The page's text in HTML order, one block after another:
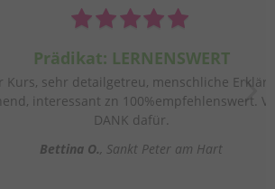
LERNENSWERT
detailgetreu, menschliche Erklärung,
zn 100%empfehlenswert. Vielen
DANK dafür.
O. Sankt Peter am Hart